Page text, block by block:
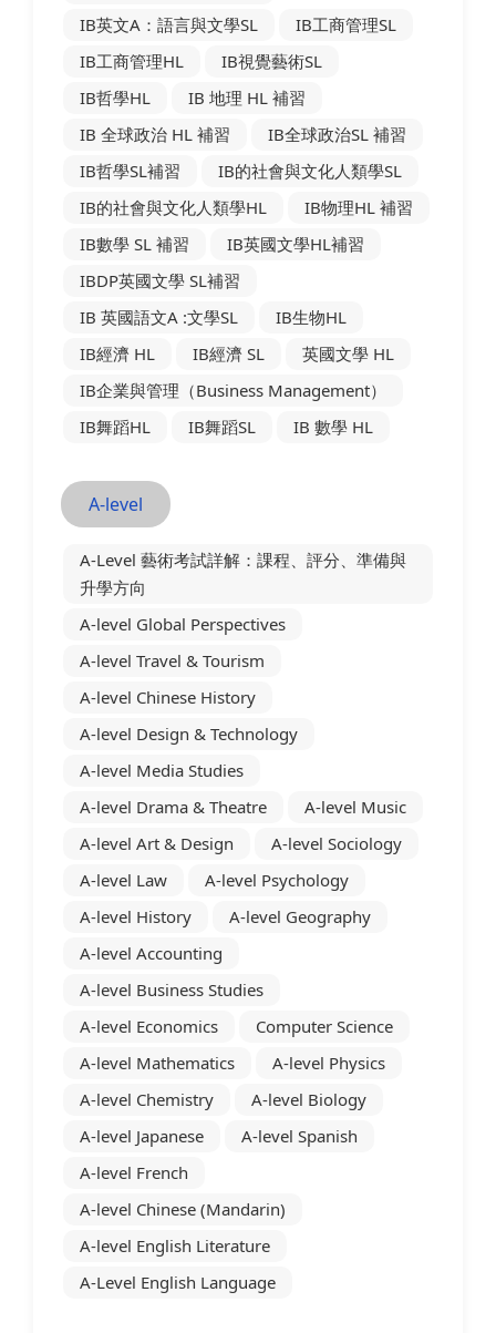
IB英文A：語言與文學SL
IB工商管理SL
IB工商管理HL
IB視覺藝術SL
IB哲學HL
IB 地理 HL 補習
IB 全球政治 HL 補習
IB全球政治SL 補習
IB哲學SL補習
IB的社會與文化人類學SL
IB的社會與文化人類學HL
IB物理HL 補習
IB數學 SL 補習
IB英國文學HL補習
IBDP英國文學 SL補習
IB 英國語文A :文學SL
IB生物HL
IB經濟 HL
IB經濟 SL
英國文學 HL
IB企業與管理（Business Management）
IB舞蹈HL
IB舞蹈SL IB 數學 HL
A-level
A-Level 藝術考試詳解：課程、評分、準備與
升學方向
A-level Global Perspectives
A-level Travel & Tourism
A-level Chinese History
A-level Design & Technology
A-level Media Studies
A-level Drama & Theatre
A-level Music
A-level Art & Design
A-level Sociology
A-level Law
A-level Psychology
A-level History
A-level Geography
A-level Accounting
A-level Business Studies
A-level Economics
Computer Science
A-level Mathematics
A-level Physics
A-level Chemistry
A-level Biology
A-level Japanese
A-level Spanish
A-level French
A-level Chinese (Mandarin)
A-level English Literature
A-Level English Language